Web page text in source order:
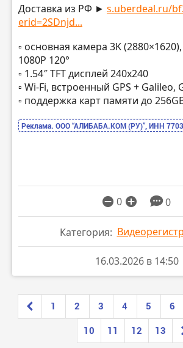
Доставка из РФ ► s.uberdeal.ru/
erid=2SDnjd...
▫️ основная камера 3K
1080P 120°
▫️ 1.54″ TFT дисплей 240х240
▫️ Wi-Fi, встроенный GPS + Galileo,
▫️ поддержка карт памяти до
Реклама. ООО “АЛИБАБА.КОМ (РУ)”, ИНН
0 0
Категория:
16.03.2026 в 14:50
1 2 3 4 5 6
10
11 12 13